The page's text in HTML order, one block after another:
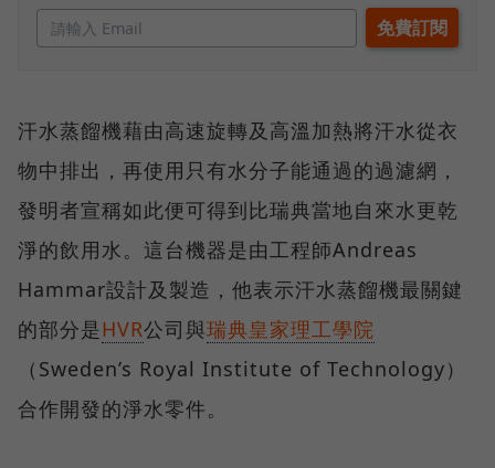
汗水蒸餾機藉由高速旋轉及高溫加熱將汗水從衣
物中排出，再使用只有水分子能通過的過濾網，
發明者宣稱如此便可得到比瑞典當地自來水更乾
淨的飲用水。這台機器是由工程師Andreas
Hammar設計及製造，他表示汗水蒸餾機最關鍵
的部分是HVR公司與瑞典皇家理工學院
（Sweden’s Royal Institute of Technology）
合作開發的淨水零件。